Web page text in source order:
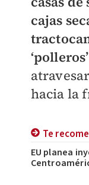
cajas
‘polleros’
hacia la
Te
EU planea